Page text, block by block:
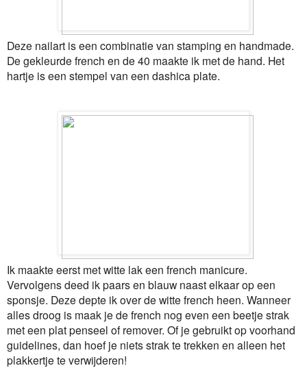
Deze nailart is een combinatie van stamping en handmade.
De gekleurde french en de 40 maakte ik met de hand. Het
hartje is een stempel van een dashica plate.
Ik maakte eerst met witte lak een french manicure.
Vervolgens deed ik paars en blauw naast elkaar op een
sponsje. Deze depte ik over de witte french heen. Wanneer
alles droog is maak je de french nog even een beetje strak
met een plat penseel of remover. Of je gebruikt op voorhand
guidelines, dan hoef je niets strak te trekken en alleen het
plakkertje te verwijderen!